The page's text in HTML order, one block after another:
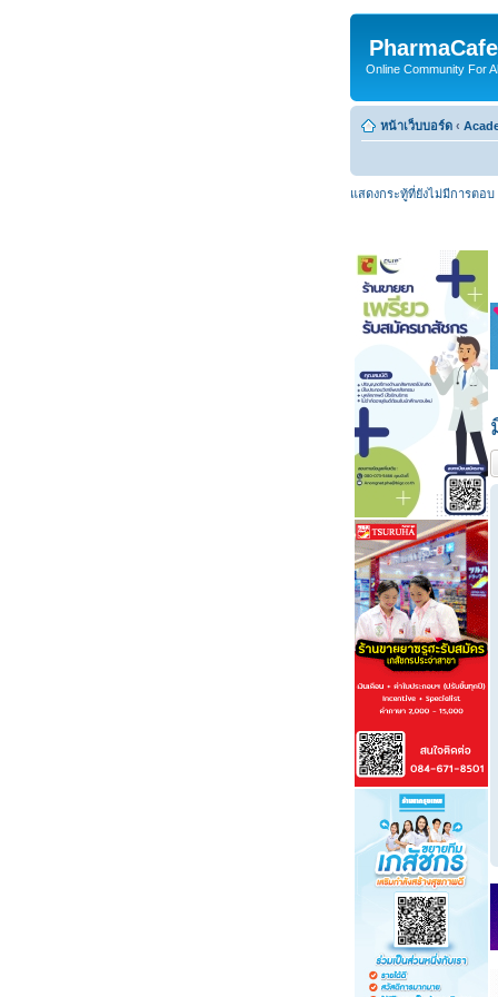
Online Community For
หน้าเว็บบอร์ด ‹
แสดงกระทู้ที่ยังไม่มีการตอบ